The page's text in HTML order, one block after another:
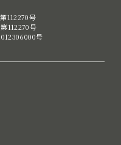
112270号
112270号
号